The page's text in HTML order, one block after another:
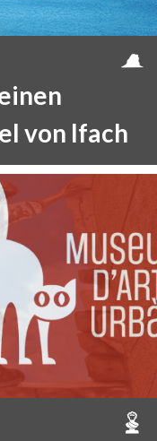
von Ifach